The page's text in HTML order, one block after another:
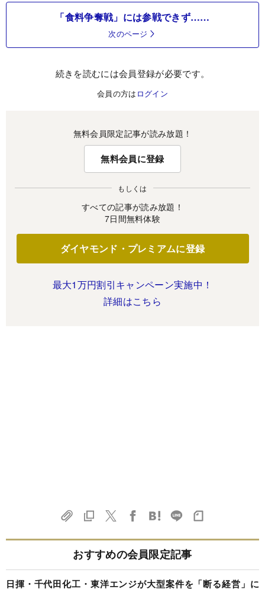
「食料争奪戦」には参戦できず……
次のページ
続きを読むには会員登録が必要です。
会員の方は ログイン
無料会員限定記事が読み放題！
無料会員に登録
もしくは
すべての記事が読み放題！
7日間無料体験
ダイヤモンド・プレミアムに登録
最大1万円割引キャンペーン実施中！
詳細はこちら
おすすめの会員限定記事
日揮・千代田化工・東洋エンジが大型案件を「断る経営」に